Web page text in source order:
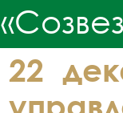
22